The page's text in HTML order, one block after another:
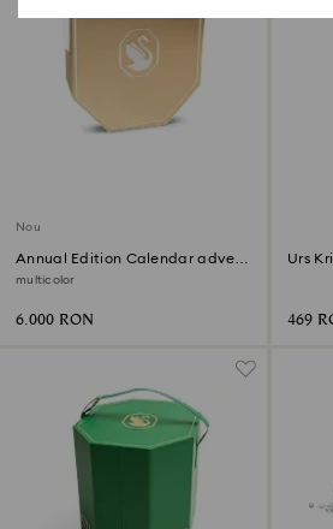
Nou
Annual Edition Calendar advent
2026
multicolor
6.000 RON
Urs
469